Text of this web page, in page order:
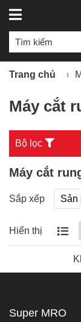
Trang chủ
Máy cắt
Bộ lọc
Máy cắt
Sắp xếp
Hiển thị
Super MRO